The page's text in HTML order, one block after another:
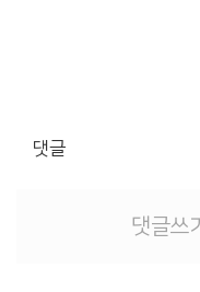
댓글
댓글쓰